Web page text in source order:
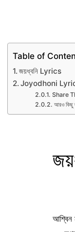
Table of
জয়ধ্বনি Lyrics
Joyodhoni
Share
আরও কিছু
আশ্বিন